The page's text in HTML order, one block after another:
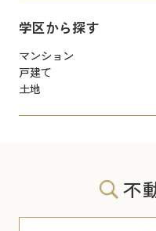
学区から探す
マンション
戸建て
土地
不